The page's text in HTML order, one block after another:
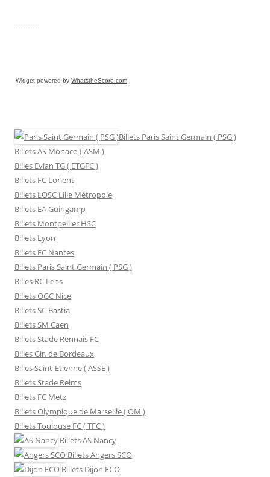
----------
Widget powered by WhatstheScore.com
Billets Paris Saint Germain ( PSG )
Billets AS Monaco ( ASM )
Billes Evian TG ( ETGFC )
Billets FC Lorient
Billets LOSC Lille Métropole
Billets EA Guingamp
Billets Montpellier HSC
Billets Lyon
Billets FC Nantes
Billets Paris Saint Germain ( PSG )
Billes RC Lens
Billets OGC Nice
Billets SC Bastia
Billets SM Caen
Billets Stade Rennais FC
Billes Gir. de Bordeaux
Billes Saint-Etienne ( ASSE )
Billets Stade Reims
Billets FC Metz
Billets Olympique de Marseille ( OM )
Billets Toulouse FC ( TFC )
BilletsAS Nancy
BilletsAngers SCO
Billets Dijon FCO